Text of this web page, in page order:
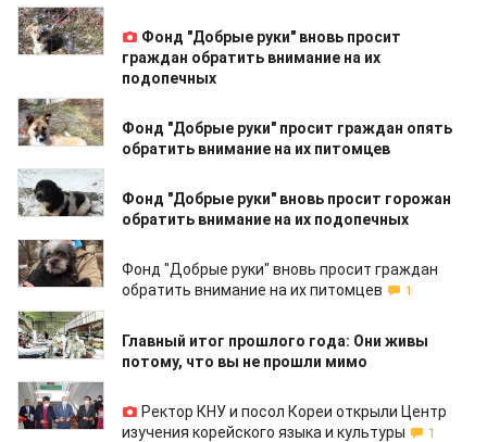
17.02.2021
Фонд "Добрые руки" вновь просит
граждан обратить внимание на их
подопечных
11.02.2021
Фонд "Добрые руки" просит граждан опять
обратить внимание на их питомцев
05.02.2021
Фонд "Добрые руки" вновь просит горожан
обратить внимание на их подопечных
21.01.2021
Фонд "Добрые руки" вновь просит граждан
обратить внимание на их питомцев
1
15.01.2021
Главный итог прошлого года: Они живы
потому, что вы не прошли мимо
26.12.2020
Ректор КНУ и посол Кореи открыли Центр
изучения корейского языка и культуры
1